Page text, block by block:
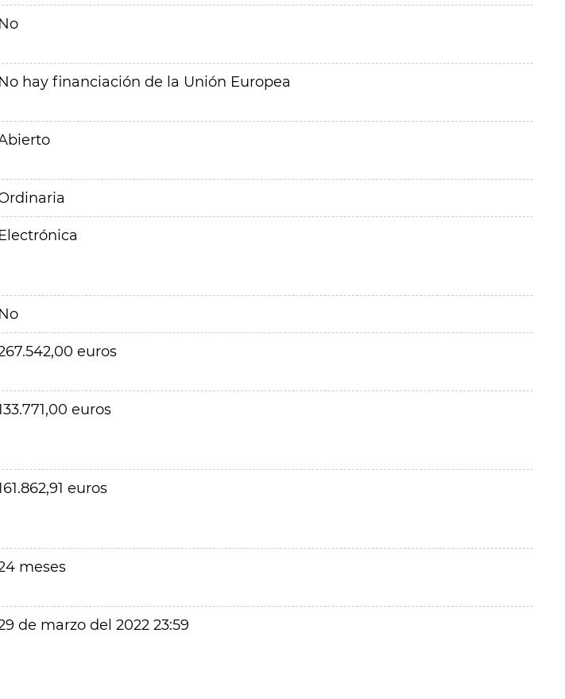
No
No hay financiación de la Unión Europea
Electrónica
No
euros
euros
euros
meses
de marzo del 2022 23:59